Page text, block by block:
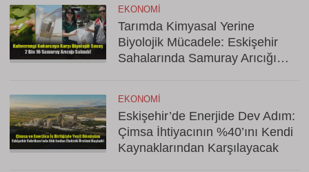
EKONOMI
Tarımda Kimyasal Yerine
Biyolojik Mücadele: Eskişehir
Sahalarında Samuray Arıcığı
EKONOMI
Eskişehir’de Enerjide Dev Adım:
Çimsa İhtiyacının %40’ını Kendi
Kaynaklarından Karşılayacak